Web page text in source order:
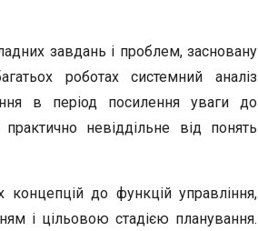
завдань і проблем, засновану
роботах системний аналіз
в період посилення уваги до
невіддільне від понять
концепцій до функцій управління,
і цільовою стадією планування.